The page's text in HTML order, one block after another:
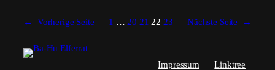
← Vorherige Seite 1 … 20 21 22 23 Nächste Seite →
Impressum
Linktree